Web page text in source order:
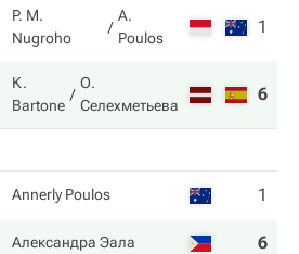
P. M.
Nugroho
A.
Poulos
1
K.
Bartone
О.
Селехметьева
6
Annerly Poulos 1
Александра Эала 6